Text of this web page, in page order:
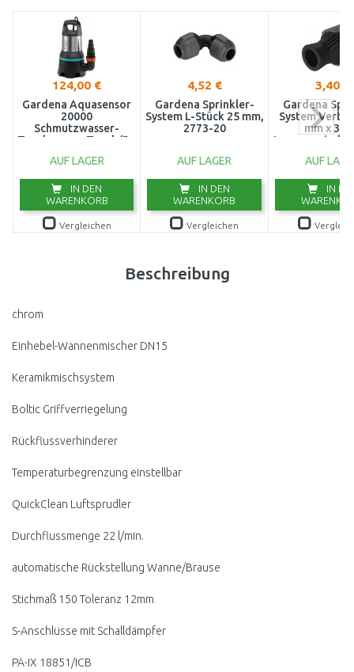
124,00 €
Gardena Aquasensor
20000
Schmutzwasser-
Tauchpumpe,Tauch/Druckpumpe
9044-20
AUF LAGER
IN DEN
WARENKORB
Vergleichen
4,52 €
Gardena Sprinkler-
System L-Stück 25 mm,
2773-20
AUF LAGER
IN DEN
WARENKORB
Vergleichen
3,40 €
Gardena
System
mm x 3/
Innengewinde
AUF
IN
Beschreibung
chrom
Einhebel-Wannenmischer DN15
Keramikmischsystem
Boltic Griffverriegelung
Rückflussverhinderer
Temperaturbegrenzung einstellbar
QuickClean Luftsprudler
Durchflussmenge 22 l/min.
automatische Rückstellung Wanne/Brause
Stichmaß 150 Toleranz 12mm
S-Anschlüsse mit Schalldämpfer
PA-IX 18851/ICB